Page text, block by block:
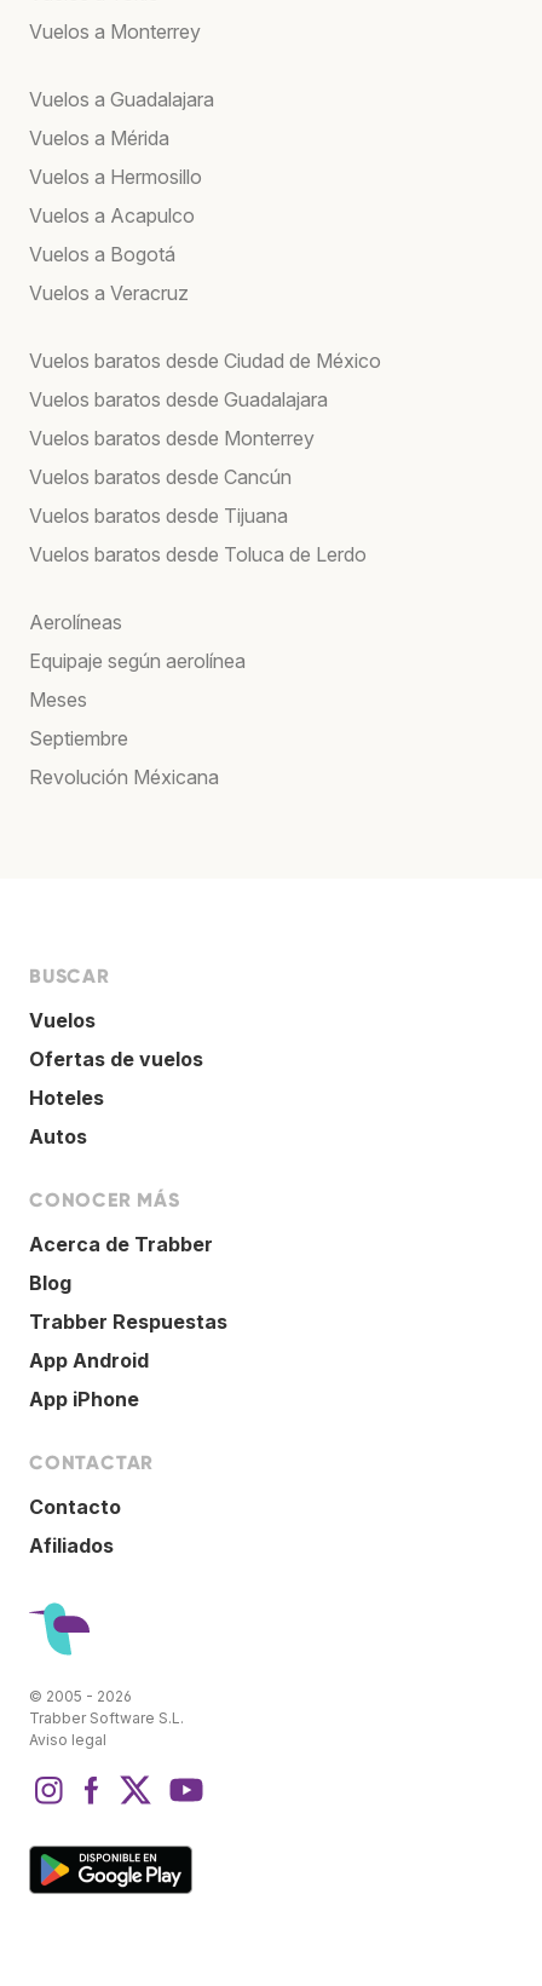
Vuelos a Monterrey
Vuelos a Guadalajara
Vuelos a Mérida
Vuelos a Hermosillo
Vuelos a Acapulco
Vuelos a Bogotá
Vuelos a Veracruz
Vuelos baratos desde Ciudad de México
Vuelos baratos desde Guadalajara
Vuelos baratos desde Monterrey
Vuelos baratos desde Cancún
Vuelos baratos desde Tijuana
Vuelos baratos desde Toluca de Lerdo
Aerolíneas
Equipaje según aerolínea
Meses
Septiembre
Revolución Méxicana
BUSCAR
Vuelos
Ofertas de vuelos
Hoteles
Autos
CONOCER MÁS
Acerca de Trabber
Blog
Trabber Respuestas
App Android
App iPhone
CONTACTAR
Contacto
Afiliados
© 2005 - 2026
Trabber Software S.L.
Aviso legal